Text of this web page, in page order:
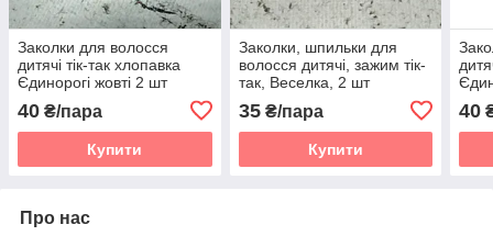
Заколки для волосся
дитячі тік-так хлопавка
Єдинорогі жовті 2 шт
40 ₴/пара
Купити
Заколки, шпильки для
волосся дитячі, зажим тік-
так, Веселка, 2 шт
35₴/пара
Купити
40
Про нас